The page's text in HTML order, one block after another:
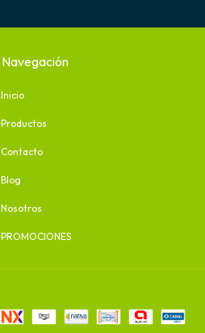
Navegación
Inicio
Productos
Contacto
Blog
Nosotros
PROMOCIONES